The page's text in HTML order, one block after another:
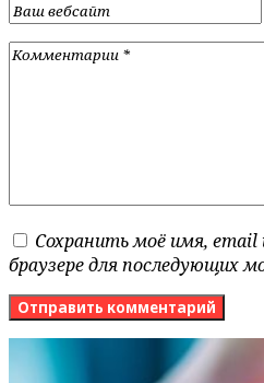
Сохранить моё имя, email
браузере для последующих